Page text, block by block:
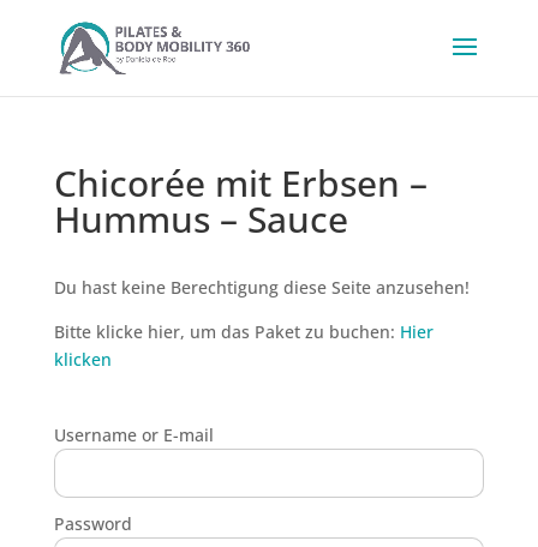
Chicorée mit Erbsen –
Hummus – Sauce
Du hast keine Berechtigung diese Seite anzusehen!
Bitte klicke hier, um das Paket zu buchen: Hier
klicken
Username or E-mail
Password